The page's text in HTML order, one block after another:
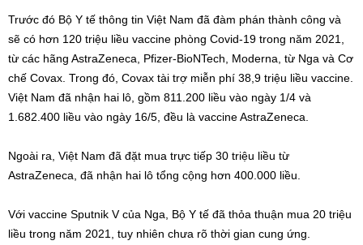
Trước đó Bộ Y tế thông tin Việt Nam đã đàm phán thành công và
sẽ có hơn 120 triệu liều vaccine phòng Covid-19 trong năm 2021,
từ các hãng AstraZeneca, Pfizer-BioNTech, Moderna, từ Nga và Cơ
chế Covax. Trong đó, Covax tài trợ miễn phí 38,9 triệu liều vaccine.
Việt Nam đã nhận hai lô, gồm 811.200 liều vào ngày 1/4 và
1.682.400 liều vào ngày 16/5, đều là vaccine AstraZeneca.
Ngoài ra, Việt Nam đã đặt mua trực tiếp 30 triệu liều từ
AstraZeneca, đã nhận hai lô tổng cộng hơn 400.000 liều.
Với vaccine Sputnik V của Nga, Bộ Y tế đã thỏa thuận mua 20 triệu
liều trong năm 2021, tuy nhiên chưa rõ thời gian cung ứng.